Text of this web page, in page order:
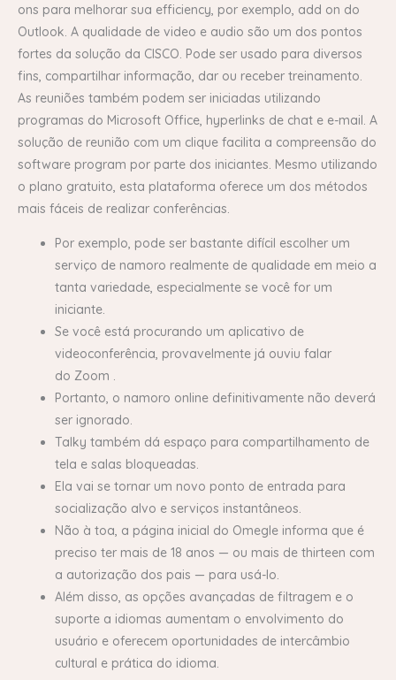
ons para melhorar sua efficiency, por exemplo, add on do
Outlook. A qualidade de video e audio são um dos pontos
fortes da solução da CISCO. Pode ser usado para diversos
fins, compartilhar informação, dar ou receber treinamento.
As reuniões também podem ser iniciadas utilizando
programas do Microsoft Office, hyperlinks de chat e e-mail. A
solução de reunião com um clique facilita a compreensão do
software program por parte dos iniciantes. Mesmo utilizando
o plano gratuito, esta plataforma oferece um dos métodos
mais fáceis de realizar conferências.
Por exemplo, pode ser bastante difícil escolher um
serviço de namoro realmente de qualidade em meio a
tanta variedade, especialmente se você for um
iniciante.
Se você está procurando um aplicativo de
videoconferência, provavelmente já ouviu falar
do Zoom .
Portanto, o namoro online definitivamente não deverá
ser ignorado.
Talky também dá espaço para compartilhamento de
tela e salas bloqueadas.
Ela vai se tornar um novo ponto de entrada para
socialização alvo e serviços instantâneos.
Não à toa, a página inicial do Omegle informa que é
preciso ter mais de 18 anos — ou mais de thirteen com
a autorização dos pais — para usá-lo.
Além disso, as opções avançadas de filtragem e o
suporte a idiomas aumentam o envolvimento do
usuário e oferecem oportunidades de intercâmbio
cultural e prática do idioma.